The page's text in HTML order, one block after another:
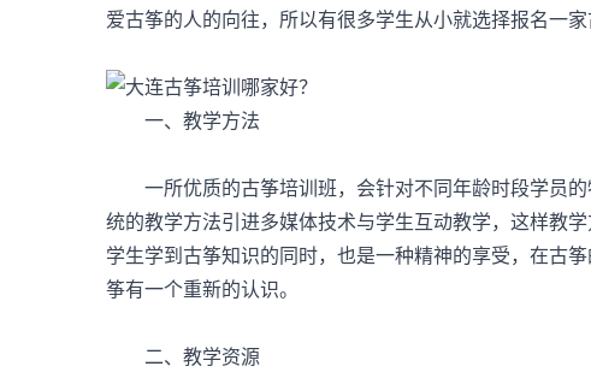
爱古筝的人的向往，所以有很多学生从小就选择报名一
一、教学方法
一所优质的古筝培训班，会针对不同年龄时段学员的
统的教学方法引进多媒体技术与学生互动教学，这样教
学生学到古筝知识的同时，也是一种精神的享受，在古
筝有一个重新的认识。
二、教学资源